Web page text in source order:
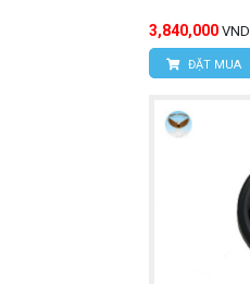
3,840,000 VND
ĐẶT MUA